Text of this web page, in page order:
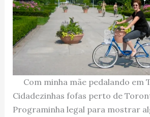
Com minha mãe pedalando em
Cidadezinhas fofas perto de
Programinha legal para mostrar